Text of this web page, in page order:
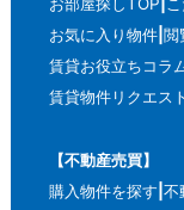
お気に入り物件 閲
賃貸お役立ちコラ
賃貸物件リクエスト
【不動産売買】
購入物件を探す 不